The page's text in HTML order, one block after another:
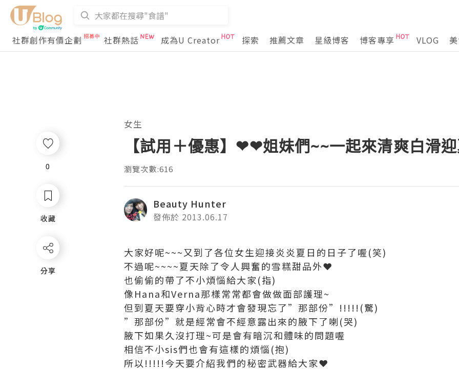
社群創作有價企劃 社群熱話 成為U Creator 探索 推薦文章 星級博客 博客專享 VLOG
0
收藏
分享
女生
【試用＋優惠】❤❤姐妹們~~一起來清爽白滑
瀏覽次數:616
Beauty Hunter
發佈於 2013.06.17
大家好呢~~~又到了各位女生迎接炎炎夏日的日子了喔(笑)
不過呢~~~~夏天除了令人興奮的雪糕甜品外❤
也偷偷的帶了不小煩惱給大家(指)
像Hana和Verna那樣常常都會做做面部護理~
但到夏天要穿小背心時才會發現忘了”那部份”!!!!!(驚)
”那部份”就是經常會不經意露出來的腋下了喇(哭)
腋下如果久沒打理~可是會有暗沉和體味的問題喔
相信不小sis們也會有這樣的煩惱(抱)
所以!!!!!今天要介紹我們的秘密武器給大家❤
0
收藏
分享